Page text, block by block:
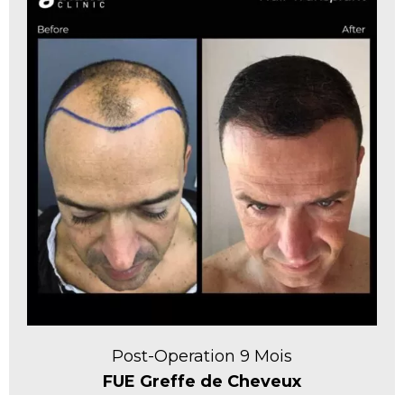
Post-Operation 9 Mois
FUE Greffe de Cheveux